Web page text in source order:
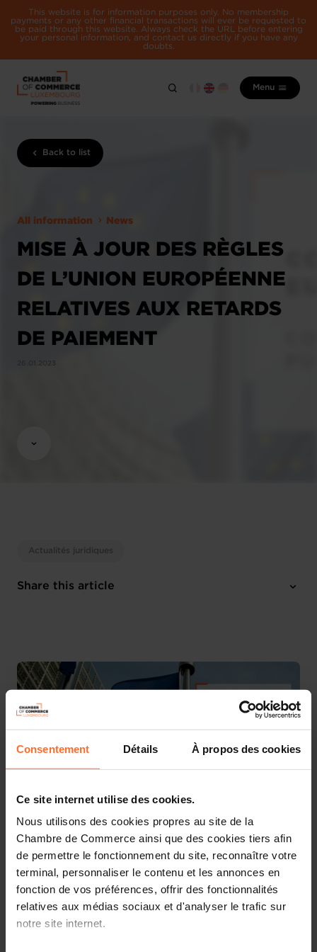
Consentement Détails À propos des cookies
Ce site internet utilise des cookies.
Nous utilisons des cookies propres au site de la
Chambre de Commerce ainsi que des cookies tiers afin
de permettre le fonctionnement du site, reconnaître votre
terminal, personnaliser le contenu et les annonces en
fonction de vos préférences, offrir des fonctionnalités
relatives aux médias sociaux et d'analyser le trafic sur
notre site internet.
This website is for information purposes only. No membership
payments or any other financial transactions will ever be requested to
be paid through this website. Always check the URL before entering
your personal information, and contact us directly if you have any
doubts.
Menu
Back to list
All information News
MISE À JOUR DES RÈGLES
DE L’UNION EUROPÉENNE
RELATIVES AUX RETARDS
DE PAIEMENT
Actualités juridiques
Share this article
La Commission européenne a récemment lancé une
consultation publique en vue de la révision des règles
relatives aux retards de paiement (Directive 2011/7/EU
sur les retards de paiement).
La directive 2011/7/EU a entraîné une diminution des